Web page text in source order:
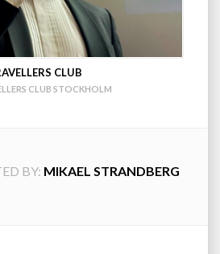
CLUB
CLUB STOCKHOLM
BY: MIKAEL STRANDBERG